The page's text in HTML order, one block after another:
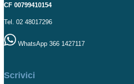
CF 00799410154
Tel. 02 48017296
WhatsApp 366 1427117
Scrivici